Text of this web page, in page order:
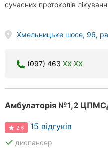
сучасних протоколів
Хмельницьке шосе, 96,
(097) 463 XX XX
Амбулаторія №1,2
2.6 15 відгуків
done диспансер